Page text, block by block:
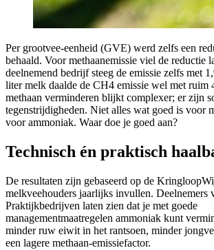
Per grootvee-eenheid (GVE) werd zelfs een
behaald. Voor methaanemissie viel de reductie
deelnemend bedrijf steeg de emissie zelfs met
liter melk daalde de CH4 emissie wel met ruim
methaan verminderen blijkt complexer; er zijn
tegenstrijdigheden. Niet alles wat goed is voor
voor ammoniak. Waar doe je goed aan?
Technisch én praktisch
De resultaten zijn gebaseerd op de
melkveehouders jaarlijks invullen. Deelnemers
Praktijkbedrijven laten zien dat je met goede
managementmaatregelen ammoniak kunt
minder ruw eiwit in het rantsoen, minder
een lagere methaan-emissiefactor.